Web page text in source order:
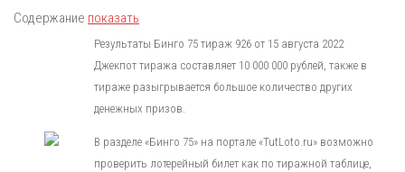
Содержание показать
Результаты Бинго 75 тираж 926 от 15 августа 2022
Джекпот тиража составляет 10 000 000 рублей, также в
тираже разыгрывается большое количество других
денежных призов.
В разделе «Бинго 75» на портале «TutLoto.ru» возможно
проверить лотерейный билет как по тиражной таблице,